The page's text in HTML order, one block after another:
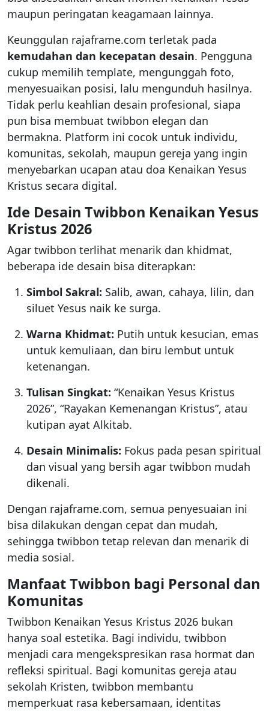
maupun peringatan keagamaan lainnya.
Keunggulan rajaframe.com terletak pada
kemudahan dan kecepatan desain. Pengguna
cukup memilih template, mengunggah foto,
menyesuaikan posisi, lalu mengunduh hasilnya.
Tidak perlu keahlian desain profesional, siapa
pun bisa membuat twibbon elegan dan
bermakna. Platform ini cocok untuk individu,
komunitas, sekolah, maupun gereja yang ingin
menyebarkan ucapan atau doa Kenaikan Yesus
Kristus secara digital.
Ide Desain Twibbon Kenaikan Yesus
Kristus 2026
Agar twibbon terlihat menarik dan khidmat,
beberapa ide desain bisa diterapkan:
Simbol Sakral: Salib, awan, cahaya, lilin, dan
siluet Yesus naik ke surga.
Warna Khidmat: Putih untuk kesucian, emas
untuk kemuliaan, dan biru lembut untuk
ketenangan.
Tulisan Singkat: “Kenaikan Yesus Kristus
2026”, “Rayakan Kemenangan Kristus”, atau
kutipan ayat Alkitab.
Desain Minimalis: Fokus pada pesan spiritual
dan visual yang bersih agar twibbon mudah
dikenali.
Dengan rajaframe.com, semua penyesuaian ini
bisa dilakukan dengan cepat dan mudah,
sehingga twibbon tetap relevan dan menarik di
media sosial.
Manfaat Twibbon bagi Personal dan
Komunitas
Twibbon Kenaikan Yesus Kristus 2026 bukan
hanya soal estetika. Bagi individu, twibbon
menjadi cara mengekspresikan rasa hormat dan
refleksi spiritual. Bagi komunitas gereja atau
sekolah Kristen, twibbon membantu
memperkuat rasa kebersamaan, identitas